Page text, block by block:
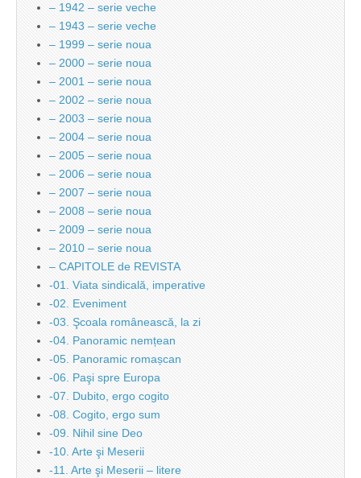
– 1942 – serie veche
– 1943 – serie veche
– 1999 – serie noua
– 2000 – serie noua
– 2001 – serie noua
– 2002 – serie noua
– 2003 – serie noua
– 2004 – serie noua
– 2005 – serie noua
– 2006 – serie noua
– 2007 – serie noua
– 2008 – serie noua
– 2009 – serie noua
– 2010 – serie noua
– CAPITOLE de REVISTA
-01. Viata sindicală, imperative
-02. Eveniment
-03. Şcoala românească, la zi
-04. Panoramic nemțean
-05. Panoramic romașcan
-06. Paşi spre Europa
-07. Dubito, ergo cogito
-08. Cogito, ergo sum
-09. Nihil sine Deo
-10. Arte şi Meserii
-11. Arte şi Meserii – litere